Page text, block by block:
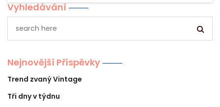
Vyhledávání
Nejnovější Příspěvky
Trend zvaný Vintage
Tři dny v týdnu